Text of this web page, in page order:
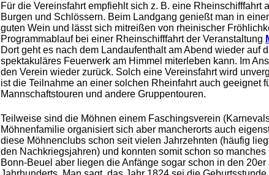
Für die Vereinsfahrt empfiehlt sich z. B. eine Rheinschifffahrt
Burgen und Schlössern. Beim Landgang genießt man in
guten Wein und lässt sich mitreißen von rheinischer
Programmablauf bei einer Rheinschifffahrt der Veranstaltung
Dort geht es nach dem Landaufenthalt am Abend wieder auf
spektakuläres Feuerwerk am Himmel miterleben kann. Im
den Verein wieder zurück. Solch eine Vereinsfahrt wird
ist die Teilnahme an einer solchen Rheinfahrt auch geeignet
Mannschaftstouren und andere Gruppentouren.
Teilweise sind die Möhnen einem Faschingsverein
Möhnenfamilie organisiert sich aber mancherorts auch
diese Möhnenclubs schon seit vielen Jahrzehnten (häufig
den Nachkriegsjahren) und konnten somit schon so
Bonn-Beuel aber liegen die Anfänge sogar schon in den 20er